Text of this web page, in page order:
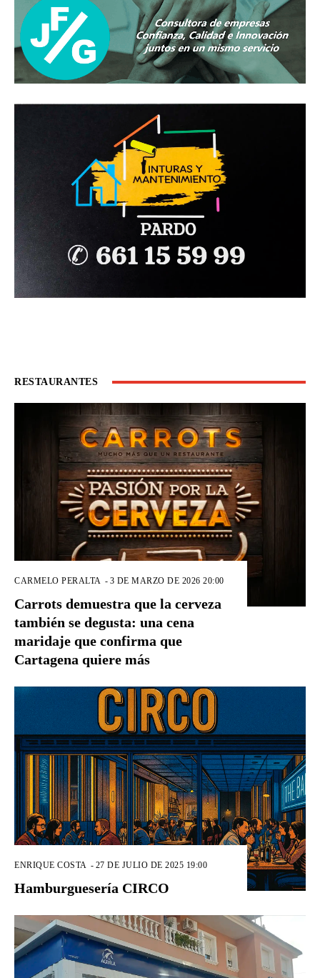
RESTAURANTES
CARMELO PERALTA - 3 DE MARZO DE 2026 20:00
Carrots demuestra que la cerveza
también se degusta: una cena
maridaje que confirma que
Cartagena quiere más
ENRIQUE COSTA - 27 DE JULIO DE 2025 19:00
Hamburguesería CIRCO